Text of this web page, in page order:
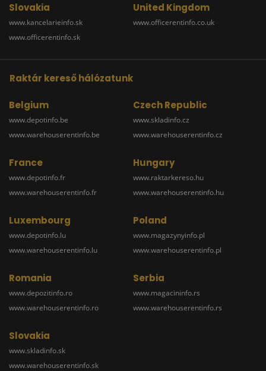
Slovakia
www.kancelarieinfo.sk
www.officerentinfo.sk
United Kingdom
www.officerentinfo.co.uk
Raktár kereső hálózatunk
Belgium
www.depotinfo.be
www.warehouserentinfo.be
Czech Republic
www.skladinfo.cz
www.warehouserentinfo.cz
France
www.depotinfo.fr
www.warehouserentinfo.fr
Hungary
www.raktarkereso.hu
www.warehouserentinfo.hu
Luxembourg
www.depotinfo.lu
www.warehouserentinfo.lu
Poland
www.magazynyinfo.pl
www.warehouserentinfo.pl
Romania
www.depozitinfo.ro
www.warehouserentinfo.ro
Serbia
www.magacininfo.rs
www.warehouserentinfo.rs
Slovakia
www.skladinfo.sk
www.warehouserentinfo.sk